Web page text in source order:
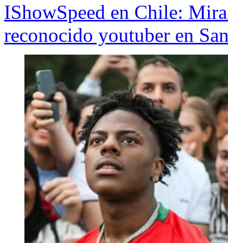
IShowSpeed en Chile:
reconocido youtuber en